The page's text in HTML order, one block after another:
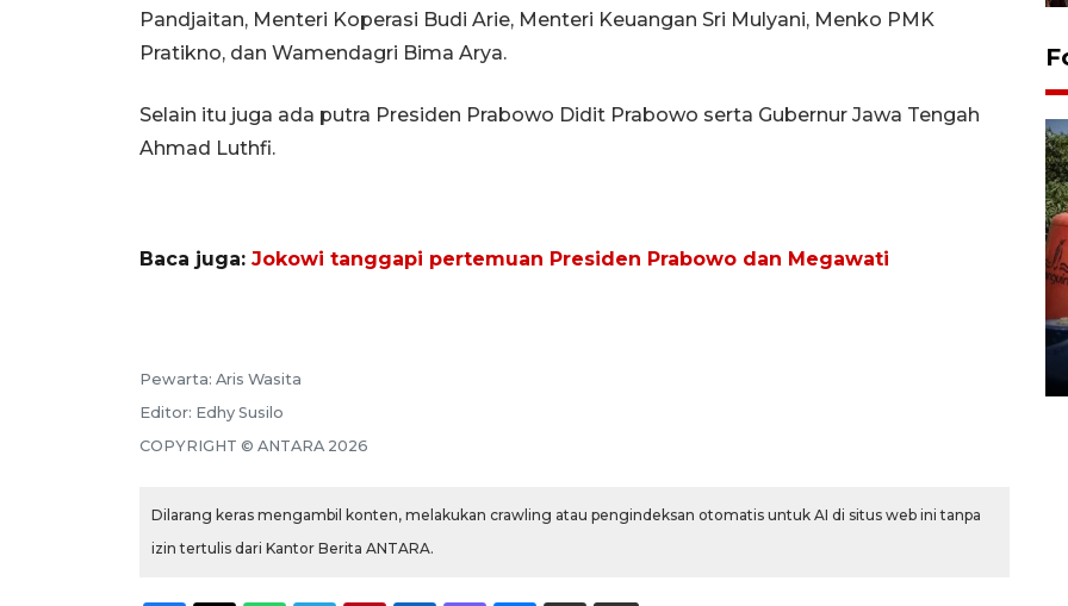
Pandjaitan, Menteri Koperasi Budi Arie, Menteri Keuangan Sri Mulyani, Menko PMK
Pratikno, dan Wamendagri Bima Arya.
Selain itu juga ada putra Presiden Prabowo Didit Prabowo serta Gubernur Jawa Tengah
Ahmad Luthfi.
Baca juga: Jokowi tanggapi pertemuan Presiden Prabowo dan Megawati
Pewarta: Aris Wasita
Editor: Edhy Susilo
COPYRIGHT © ANTARA 2026
Dilarang keras mengambil konten, melakukan crawling atau pengindeksan otomatis untuk AI di situs web ini tanpa
izin tertulis dari Kantor Berita ANTARA.